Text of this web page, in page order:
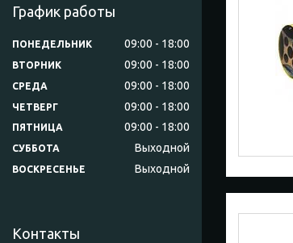
График работы
ПОНЕДЕЛЬНИК 09:00 18:00
ВТОРНИК 09:00 18:00
СРЕДА 09:00 18:00
ЧЕТВЕРГ 09:00 18:00
ПЯТНИЦА 09:00 18:00
СУББОТА Выходной
ВОСКРЕСЕНЬЕ Выходной
Контакты